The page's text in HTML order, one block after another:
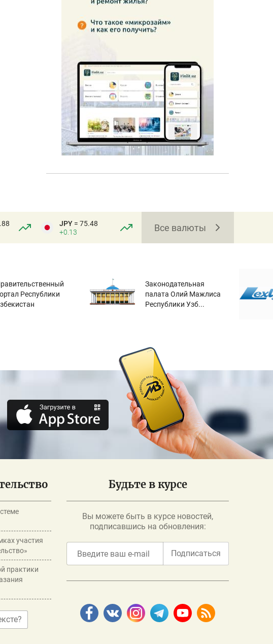
JPY = 75.48
+0.13
Все валюты
Республики
Законодательная
палата Олий Мажлиса
Республики Узб...
участия
практики
Будьте в курсе
Вы можете быть в курсе новостей,
подписавшись на обновления:
Подписаться